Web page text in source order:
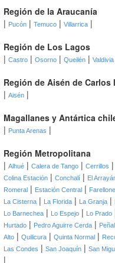
Región de la Araucanía
| Pucón | Temuco | Villarrica |
Región de Los Lagos
| Castro | Osorno | Queilén | Valdivia
Región de Aisén de Carlos
| Aisén |
Magallanes y Antártica
| Punta Arenas |
Región Metropolitana
| Alhué | Calera de Tango | Cerrillos |
Colina Estación | Conchalí | El
Romeral | Estación Central |
La Cisterna | La Florida | La Granja |
Lo Barnechea | Lo Espejo | Lo Prado
Hurtado | Pedro Aguirre Cerda |
Alto | Quilicura | Quinta Normal |
Las Condes | San Joaquín | San
|